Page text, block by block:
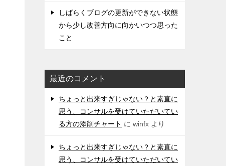
しばらくブログの更新ができない状態
から少し改善方向に向かいつつ思った
こと
最近のコメント
ちょっと出来すぎじゃない？と素直に
思う、コンサルを受けていただいてい
る方の添削チャート に winfx より
ちょっと出来すぎじゃない？と素直に
思う、コンサルを受けていただいてい